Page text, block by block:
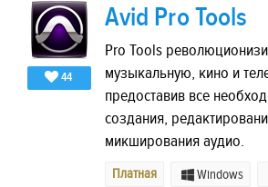
44
Avid Pro Tools
Pro Tools
музыкальную, кино и
предоставив все
создания,
микширования аудио.
Платная Windows